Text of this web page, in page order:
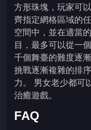
方形珠塊，玩家可
齊指定網格區域的
空間中，並在適當
目，最多可以從一
千個舞臺的難度逐
挑戰逐漸複雜的排
力。 男女老少都可
治癒遊戲。
FAQ